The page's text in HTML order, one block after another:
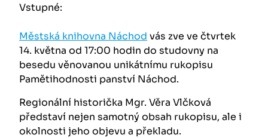
Vstupné:
Městská knihovna Náchod vás zve ve čtvrtek
14. května od 17:00 hodin do studovny na
besedu věnovanou unikátnímu rukopisu
Pamětihodnosti panství Náchod.
Regionální historička Mgr. Věra Vlčková
představí nejen samotný obsah rukopisu, ale i
okolnosti jeho objevu a překladu.